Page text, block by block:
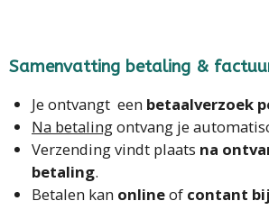
Samenvatting betaling &
Je ontvangt een betaalverzoek
Na betalingontvang je
Verzending vindt plaats na
betaling.
Betalen kan onlineof contant